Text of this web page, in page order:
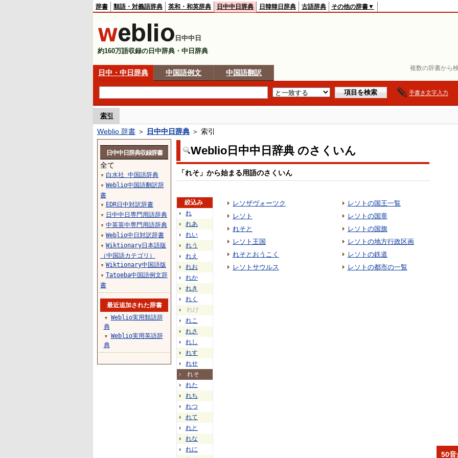
複数の辞書から
辞書 類語・対義語辞典 英和・和英辞典 日中中日辞典 日韓韓日辞典 古語辞典 その他の辞書▼
日中中日
約160万語収録の日中辞典・中日辞典
日中・中日辞典 中国語例文 中国語翻訳
手書き文字入力
索引
Weblio 辞書 ＞ 日中中日辞典 ＞ 索引
Weblio日中中日辞典 のさくいん
「れそ」から始まる用語のさくいん
絞込み
れ
れあ
れい
れう
れえ
れお
れか
れき
れく
れけ
れこ
れさ
れし
れす
れせ
れそ
れた
れち
れつ
れて
れと
れな
れに
レソザヴォーツク
レソト
れそと
レソト王国
れそとおうこく
レソトサウルス
レソトの国王一覧
レソトの国章
レソトの国旗
レソトの地方行政区画
レソトの鉄道
レソトの都市の一覧
日中中日辞典収録辞書
全て
▼ 白水社 中国語辞典
▼ Weblio中国語翻訳辞
書
▼ EDR日中対訳辞書
▼ 日中中日専門用語辞典
▼ 中英英中専門用語辞典
▼ Weblio中日対訳辞書
▼ Wiktionary日本語版
（中国語カテゴリ）
▼ Wiktionary中国語版
▼ Tatoeba中国語例文辞
書
最近追加された辞書
▼
Weblio実用類語辞
典
▼
Weblio実用英語辞
典
50音